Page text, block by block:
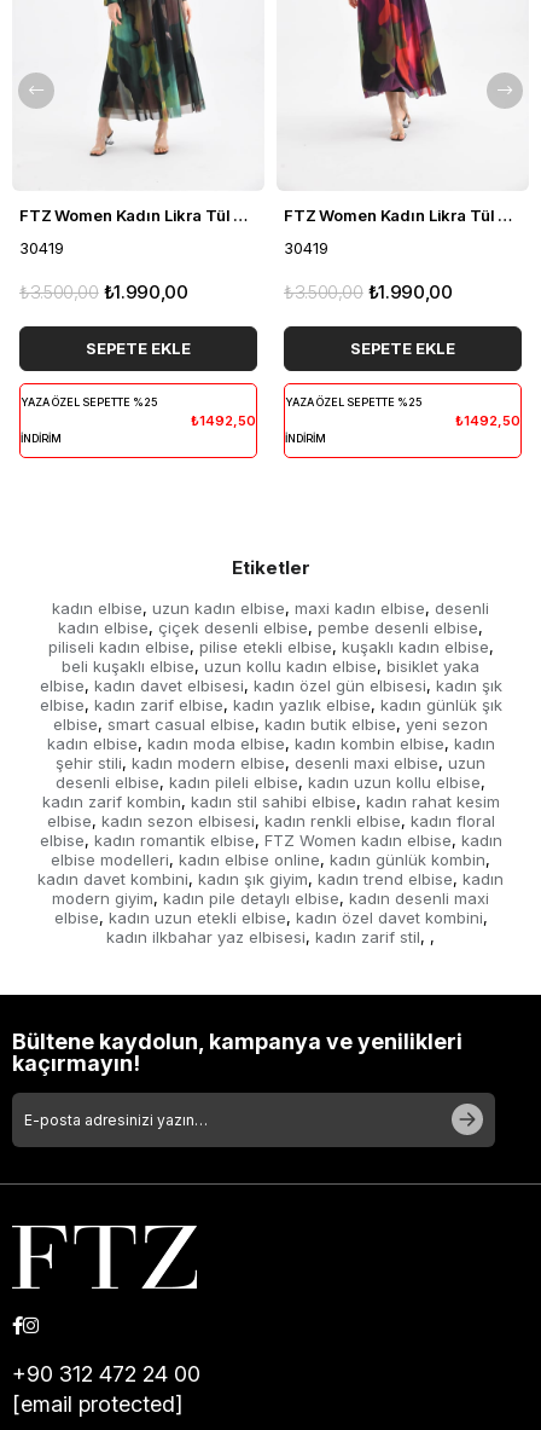
FTZ Women Kadın Likra Tül Takım Yeşil 30419
30419
₺1.990,00
₺3.500,00
SEPETE EKLE
YAZA ÖZEL SEPETTE %25
İNDİRİM
₺1492,50
FTZ Women Kadın Likra Tül Takım Mor 30419
30419
₺1.990,00
₺3.500,00
SEPETE EKLE
YAZA ÖZEL SEPETTE %25
İNDİRİM
₺1492,50
Etiketler
kadın elbise, uzun kadın elbise, maxi kadın elbise, desenli
kadın elbise, çiçek desenli elbise, pembe desenli elbise,
piliseli kadın elbise, pilise etekli elbise, kuşaklı kadın elbise,
beli kuşaklı elbise, uzun kollu kadın elbise, bisiklet yaka
elbise, kadın davet elbisesi, kadın özel gün elbisesi, kadın şık
elbise, kadın zarif elbise, kadın yazlık elbise, kadın günlük şık
elbise, smart casual elbise, kadın butik elbise, yeni sezon
kadın elbise, kadın moda elbise, kadın kombin elbise, kadın
şehir stili, kadın modern elbise, desenli maxi elbise, uzun
desenli elbise, kadın pileli elbise, kadın uzun kollu elbise,
kadın zarif kombin, kadın stil sahibi elbise, kadın rahat kesim
elbise, kadın sezon elbisesi, kadın renkli elbise, kadın floral
elbise, kadın romantik elbise, FTZ Women kadın elbise, kadın
elbise modelleri, kadın elbise online, kadın günlük kombin,
kadın davet kombini, kadın şık giyim, kadın trend elbise, kadın
modern giyim, kadın pile detaylı elbise, kadın desenli maxi
elbise, kadın uzun etekli elbise, kadın özel davet kombini,
kadın ilkbahar yaz elbisesi, kadın zarif stil, ,
Bültene kaydolun, kampanya ve yenilikleri
kaçırmayın!
+90 312 472 24 00
[email protected]